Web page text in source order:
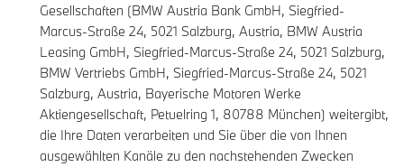
Gesellschaften (BMW Austria Bank GmbH, Siegfried-
Marcus-Straße 24, 5021 Salzburg, Austria, BMW Austria
Leasing GmbH, Siegfried-Marcus-Straße 24, 5021 Salzburg,
BMW Vertriebs GmbH, Siegfried-Marcus-Straße 24, 5021
Salzburg, Austria, Bayerische Motoren Werke
Aktiengesellschaft, Petuelring 1, 80788 München) weitergibt,
die Ihre Daten verarbeiten und Sie über die von Ihnen
ausgewählten Kanäle zu den nachstehenden Zwecken